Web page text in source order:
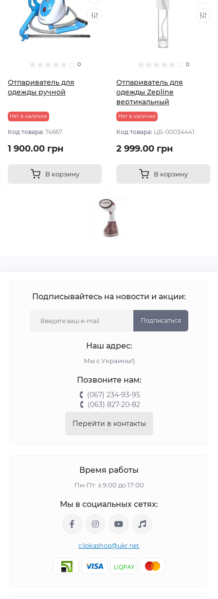
0
Отпариватель для
одежды ручной
Нет в наличии
Код товара: 74667
1 900.00 грн
В корзину
0
Отпариватель для
одежды Zepline
вертикальный
Нет в наличии
Код товара: ЦБ-00034441
2 999.00 грн
В корзину
Подписывайтесь на новости и акции:
Подписаться
Наш адрес:
Мы с Украины!)
Позвоните нам:
(067) 234-93-95
(063) 827-20-82
Перейти в контакты
Время работы
Пн-Пт: з 9:00 до 17:00
Мы в социальных сетях:
clipkashop@ukr.net